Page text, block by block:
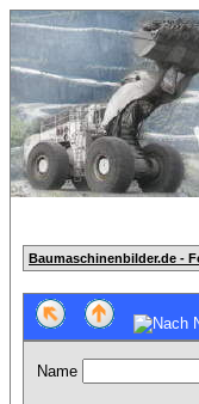
Baumaschinenbilder.de -
Name